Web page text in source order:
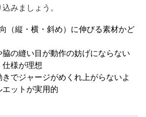
みましょう。
（縦・横・斜め）に伸びる素材かど
脇の縫い目が動作の妨げにならない
仕様が理想
きでジャージがめくれ上がらないよ
ットが実用的